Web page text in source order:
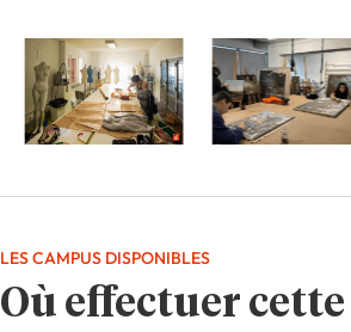
Où effectuer cette
LES CAMPUS DISPONIBLES